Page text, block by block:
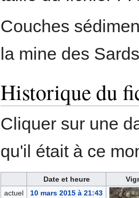
Couches
la mine des
Historique du
Cliquer sur une
qu'il était à ce
Date et heure
actuel
10 mars 2015 à 21:43